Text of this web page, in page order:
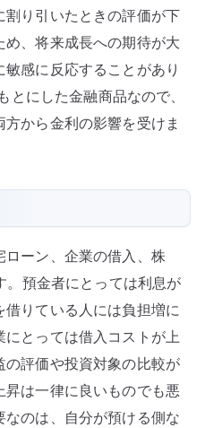
り引いたときの評価が下
、将来成長への期待が大
感に反応することがあり
とにした金融商品なので、
から金利の影響を受けま
ーン、企業の借入、株
。預金者にとっては利息が
りている人には負担増に
とっては借入コストが上
評価や投資対象の比較が
は一律に良いものでも悪
のは、自分が預ける側な